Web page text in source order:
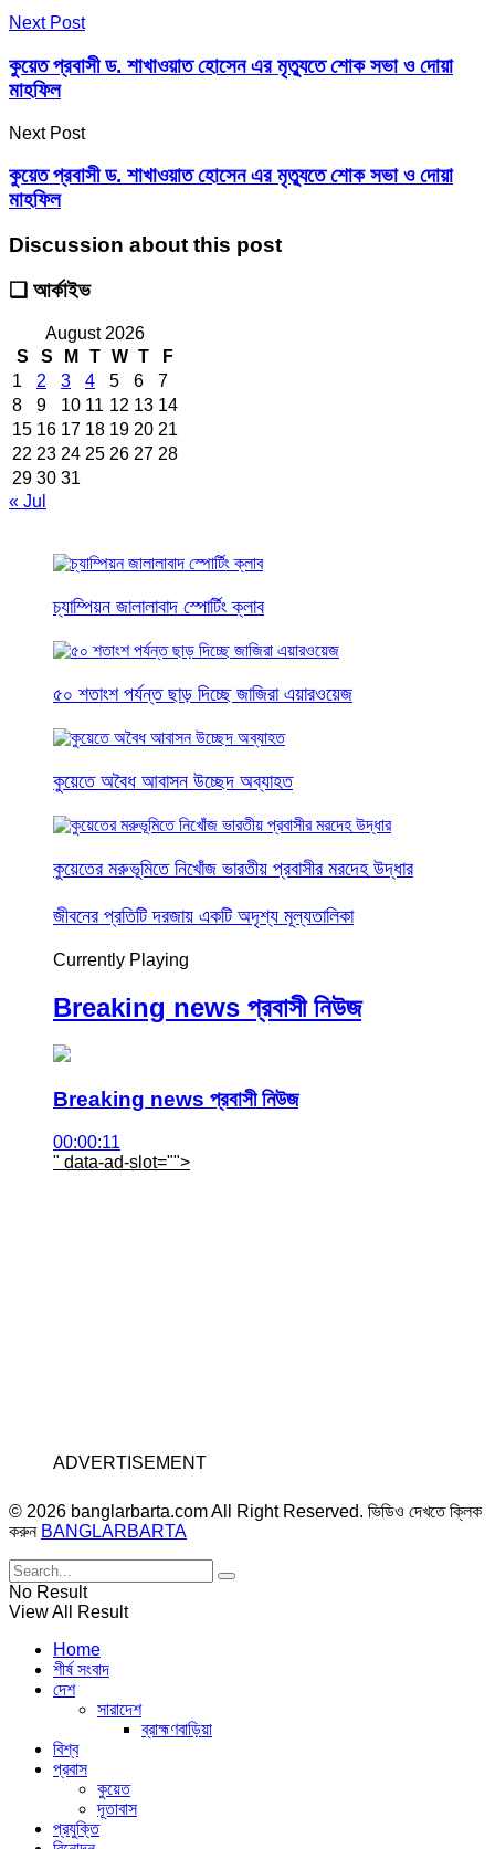
Next Post
কুয়েত প্রবাসী ড. শাখাওয়াত হোসেন এর মৃত্যুতে শোক সভা ও দোয়া
মাহফিল
Next Post
কুয়েত প্রবাসী ড. শাখাওয়াত হোসেন এর মৃত্যুতে শোক সভা ও দোয়া
মাহফিল
Discussion about this post
❑ আর্কাইভ
August 2026
S
S M T W T
F
1
2 3 4 5 6
7
8
9 10 11 12 13 14
15 16 17 18 19 20 21
22 23 24 25 26 27 28
29 30 31
« Jul
চ্যাম্পিয়ন জালালাবাদ স্পোর্টিং ক্লাব
৫০ শতাংশ পর্যন্ত ছাড় দিচ্ছে জাজিরা এয়ারওয়েজ
কুয়েতে অবৈধ আবাসন উচ্ছেদ অব্যাহত
কুয়েতের মরুভূমিতে নিখোঁজ ভারতীয় প্রবাসীর মরদেহ উদ্ধার
জীবনের প্রতিটি দরজায় একটি অদৃশ্য মূল্যতালিকা
Currently Playing
Breaking news প্রবাসী নিউজ
Breaking news প্রবাসী নিউজ
00:00:11
" data-ad-slot="">
ADVERTISEMENT
© 2026 banglarbarta.com All Right Reserved. ভিডিও দেখতে ক্লিক
করুন BANGLARBARTA
No Result
View All Result
Home
শীর্ষ সংবাদ
দেশ
সারাদেশ
ব্রাহ্মণবাড়িয়া
বিশ্ব
প্রবাস
কুয়েত
দূতাবাস
প্রযুক্তি